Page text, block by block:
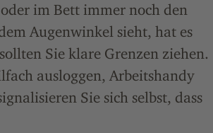
im Bett immer noch den
Augenwinkel sieht, hat es
Sie klare Grenzen ziehen.
ausloggen, Arbeitshandy
Sie sich selbst, dass